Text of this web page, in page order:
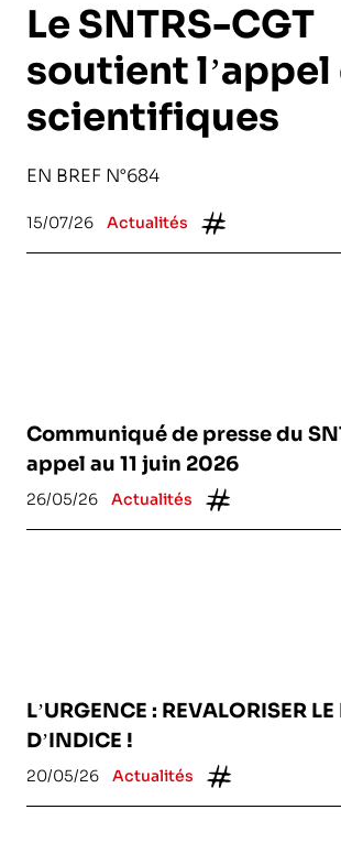
Le SNTRS-CGT
soutient l’appel
scientifiques
EN BREF N°684
15/07/26 Actualités
Communiqué de presse du
appel au 11 juin 2026
26/05/26 Actualités
L’URGENCE : REVALORISER
D’INDICE !
20/05/26 Actualités